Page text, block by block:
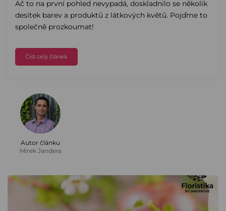
Ač to na první pohled nevypadá, doskladnilo se několik
desítek barev a produktů z látkových květů. Pojďme to
společně prozkoumat!
Číst celý článek
Autor článku
Mirek Jandera